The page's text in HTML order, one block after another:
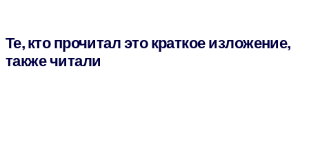
Те, кто прочитал это краткое изложение,
также читали